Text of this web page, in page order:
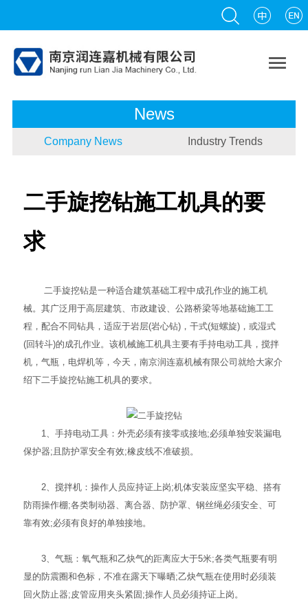

News
Company News Industry Trends
二手旋挖钻施工机具的要
求
二手旋挖钻是一种适合建筑基础工程中成孔作业的施工机
械。其广泛用于高层建筑、市政建设、公路桥梁等地基础施工工
程，配合不同钻具，适应于岩层(岩心钻)，干式(短螺旋)，或湿式
(回转斗)的成孔作业。该机械施工机具主要有手持电动工具，搅拌
机，气瓶，电焊机等，今天，南京润连嘉机械有限公司就给大家介
绍下二手旋挖钻施工机具的要求。
1、手持电动工具：外壳必须有接零或接地;必须单独安装漏电
保护器;且防护罩安全有效;橡皮线不准破损。
2、搅拌机：操作人员应持证上岗;机体安装应坚实平稳、搭有
防雨操作棚;各类制动器、离合器、防护罩、钢丝绳必须安全、可
靠有效;必须有良好的单独接地。
3、气瓶：氧气瓶和乙炔气的距离应大于5米;各类气瓶要有明
显的防震圈和色标，不准在露天下曝晒;乙炔气瓶在使用时必须装
回火防止器;皮管应用夹头紧固;操作人员必须持证上岗。